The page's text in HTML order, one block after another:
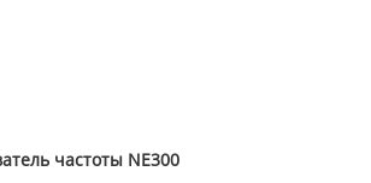
частоты NE300